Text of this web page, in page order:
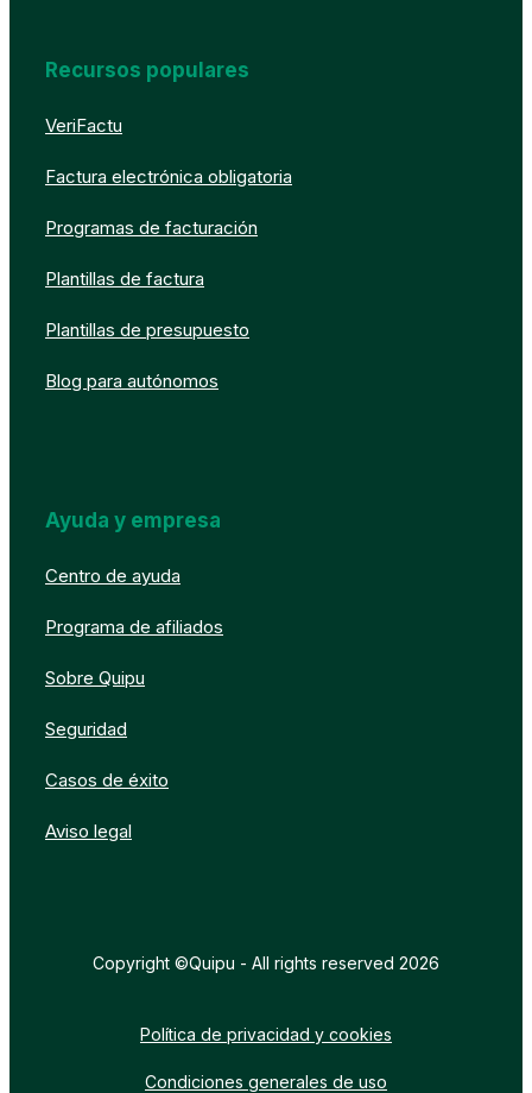
Recursos populares
VeriFactu
Factura electrónica obligatoria
Programas de facturación
Plantillas de factura
Plantillas de presupuesto
Blog para autónomos
Ayuda y empresa
Centro de ayuda
Programa de afiliados
Sobre Quipu
Seguridad
Casos de éxito
Aviso legal
Copyright ©Quipu - All rights reserved 2026
Política de privacidad y cookies
Condiciones generales de uso